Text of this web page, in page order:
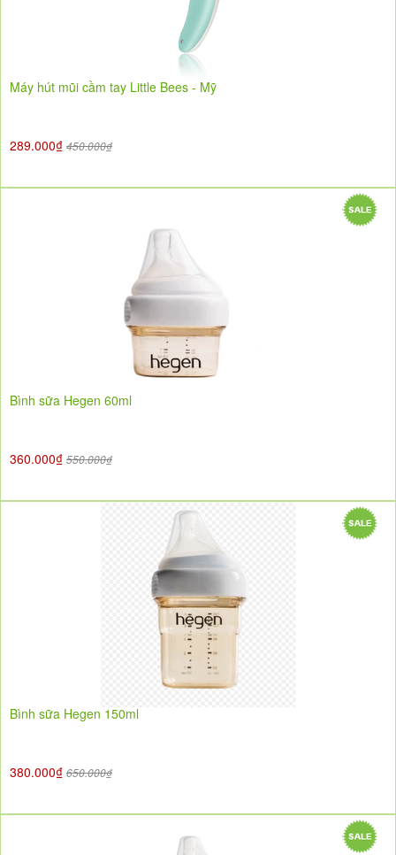
Máy hút mũi cầm tay Little Bees - Mỹ
289.000₫ 450.000₫
Bình sữa Hegen 60ml
360.000₫ 550.000₫
Bình sữa Hegen 150ml
380.000₫ 650.000₫